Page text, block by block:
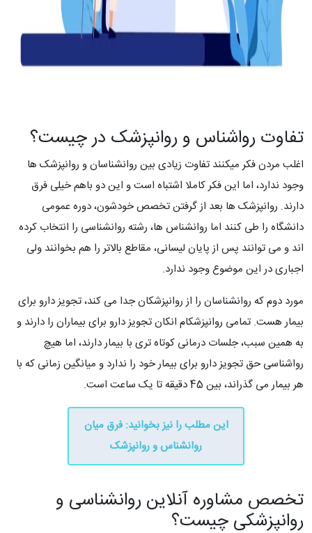
تفاوت رواشناس و روانپزشک در چیست؟
اغلب مردن فکر میکنند تفاوت زیادی بین روانشناسان و روانپزشک ها
وجود ندارد، اما این فکر کاملا اشتباه است و این دو باهم خیلی فرق
دارند. روانپزشک ها بعد از گرفتن تخصص خودشون، دوره عمومی
دانشگاه را طی کنند اما روانشناس ها، رشته روانشناسی را انتخاب کرده
اند و می توانند پس از پایان لیسانی، مقاطع بالاتر را هم بخوانند ولی
اجباری در این موضوع وجود ندارد.
مورد دوم که روانشناسان را از روانپزشکان جدا می کند، تجویز دارو برای
بیمار هست. تمامی روانپزشکام انکان تجویز دارو برای بیماران را دارند و
به همین سبب، جلسات درمانی کوتاه تری با بیمار دارند، اما هیچ
رواشناسی حق تجویز دارو برای بیمار خود را ندارد و میانگین زمانی که با
هر بیمار می گذراند، بین 45 دقیقه تا یک ساعت است.
این مطلب را نیز بخوانید: فرق میان
روانشناس و روانپزشک
تخصص مشاوره آنلاین روانشناسی و
روانپزشکی چیست؟